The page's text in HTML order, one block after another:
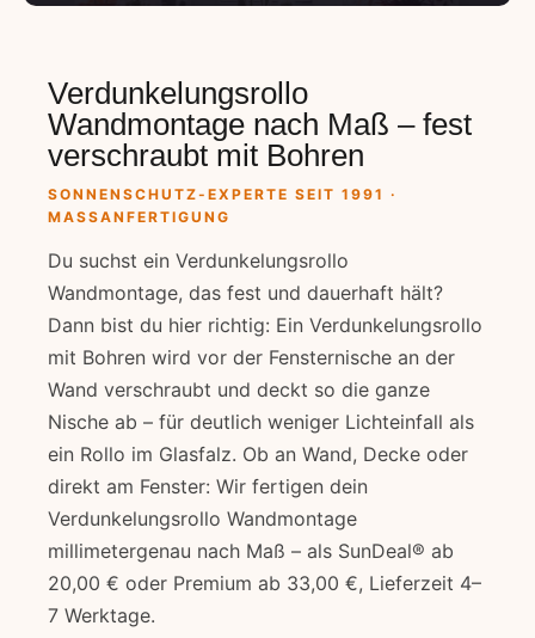
Verdunkelungsrollo
Wandmontage nach Maß – fest
verschraubt mit Bohren
SONNENSCHUTZ-EXPERTE SEIT 1991 ·
MASSANFERTIGUNG
Du suchst ein Verdunkelungsrollo
Wandmontage, das fest und dauerhaft hält?
Dann bist du hier richtig: Ein Verdunkelungsrollo
mit Bohren wird vor der Fensternische an der
Wand verschraubt und deckt so die ganze
Nische ab – für deutlich weniger Lichteinfall als
ein Rollo im Glasfalz. Ob an Wand, Decke oder
direkt am Fenster: Wir fertigen dein
Verdunkelungsrollo Wandmontage
millimetergenau nach Maß – als SunDeal® ab
20,00 € oder Premium ab 33,00 €, Lieferzeit 4–
7 Werktage.